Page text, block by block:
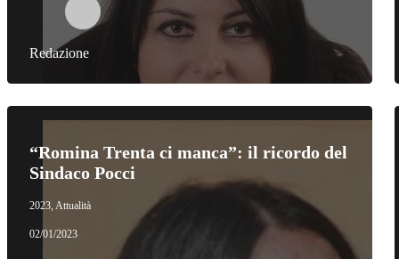
Redazione
“Romina Trenta ci manca”: il ricordo del
Sindaco Pocci
2023, Attualità
02/01/2023